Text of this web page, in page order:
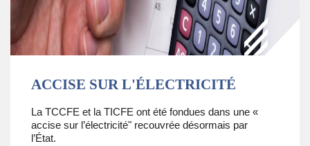
ACCISE SUR L'ÉLECTRICITÉ
La TCCFE et la TICFE ont été fondues dans une «
accise sur l’électricité" recouvrée désormais par
l’État.